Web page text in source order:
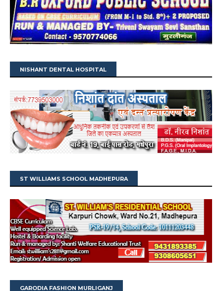
NISHANT DENTAL HOSPITAL
ST WILLIAMS SCHOOL MADHEPURA
GARODIA FASHION MURLIGANJ